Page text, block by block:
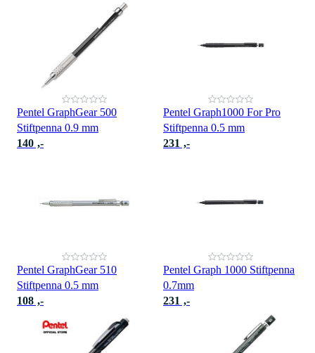
Pentel GraphGear 500
Stiftpenna 0.9 mm
140 ,-
Pentel Graph1000 For Pro
Stiftpenna 0.5 mm
231 ,-
Pentel GraphGear 510
Stiftpenna 0.5 mm
108 ,-
Pentel Graph 1000 Stiftpenna
0.7mm
231 ,-